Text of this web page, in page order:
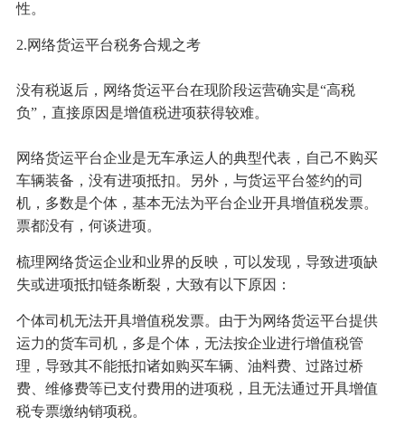
性。
2.网络货运平台税务合规之考
没有税返后，网络货运平台在现阶段运营确实是“高税
负”，直接原因是增值税进项获得较难。
网络货运平台企业是无车承运人的典型代表，自己不购买
车辆装备，没有进项抵扣。另外，与货运平台签约的司
机，多数是个体，基本无法为平台企业开具增值税发票。
票都没有，何谈进项。
梳理网络货运企业和业界的反映，可以发现，导致进项缺
失或进项抵扣链条断裂，大致有以下原因：
个体司机无法开具增值税发票。由于为网络货运平台提供
运力的货车司机，多是个体，无法按企业进行增值税管
理，导致其不能抵扣诸如购买车辆、油料费、过路过桥
费、维修费等已支付费用的进项税，且无法通过开具增值
税专票缴纳销项税。